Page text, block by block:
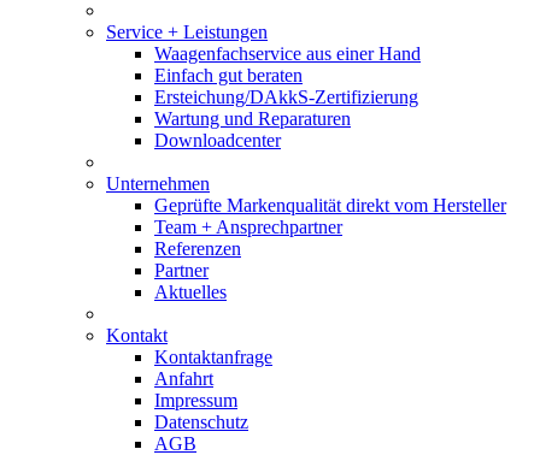
Service + Leistungen
Waagenfachservice aus einer Hand
Einfach gut beraten
Ersteichung/DAkkS-Zertifizierung
Wartung und Reparaturen
Downloadcenter
Unternehmen
Geprüfte Markenqualität direkt vom Hersteller
Team + Ansprechpartner
Referenzen
Partner
Aktuelles
Kontakt
Kontaktanfrage
Anfahrt
Impressum
Datenschutz
AGB